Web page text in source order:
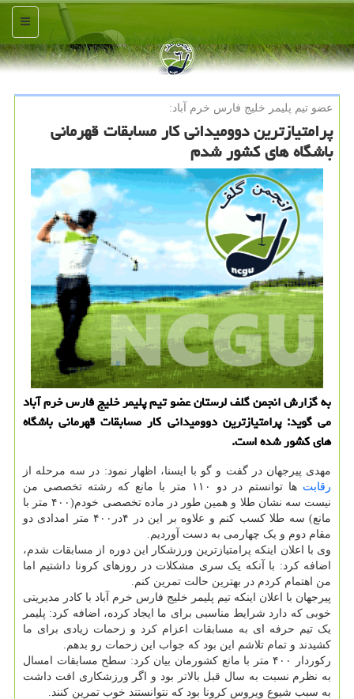
منو
عضو تیم پلیمر خلیج فارس خرم آباد:
پرامتیازترین دوومیدانی كار مسابقات قهرمانی
باشگاه های كشور شدم
به گزارش انجمن گلف لرستان عضو تیم پلیمر خلیج فارس خرم آباد
می گوید: پرامتیازترین دوومیدانی كار مسابقات قهرمانی باشگاه
های كشور شده است.
مهدی پیرجهان در گفت و گو با ایسنا، اظهار نمود: در سه مرحله از
رقابت
ها توانستم در دو ۱۱۰ متر با مانع که رشته تخصصی من
نیست سه نشان طلا و همین طور در ماده تخصصی خودم(۴۰۰ متر با
مانع) سه طلا کسب کنم و علاوه بر این در ۴در۴۰۰ متر امدادی دو
مقام دوم و یک چهارمی به دست آوردیم.
وی با اعلان اینکه پرامتیازترین ورزشکار این دوره از مسابقات شدم،
اضافه کرد: با آنکه یک سری مشکلات در روزهای کرونا داشتیم اما
من اهتمام کردم در بهترین حالت تمرین کنم.
پیرجهان با اعلان اینکه تیم پلیمر خلیج فارس خرم آباد با کادر مدیریتی
خوبی که دارد شرایط مناسبی برای ما ایجاد کرده، اضافه کرد: پلیمر
یک تیم حرفه ای به مسابقات اعزام کرد و زحمات زیادی برای ما
کشیدند و تمام تلاشم این بود که جواب این زحمات رو بدهم.
رکوردار ۴۰۰ متر با مانع کشورمان بیان کرد: سطح مسابقات امسال
به نظرم نسبت به سال قبل بالاتر بود و اگر ورزشکاری افت داشت
به سبب شیوع ویروس کرونا بود که نتوانستند خوب تمرین کنند.